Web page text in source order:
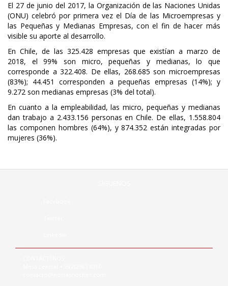
El 27 de junio del 2017, la Organización de las Naciones Unidas
(ONU) celebró por primera vez el Día de las Microempresas y
las Pequeñas y Medianas Empresas, con el fin de hacer más
visible su aporte al desarrollo.
En Chile, de las 325.428 empresas que existían a marzo de
2018, el 99% son micro, pequeñas y medianas, lo que
corresponde a 322.408. De ellas, 268.685 son microempresas
(83%); 44.451 corresponden a pequeñas empresas (14%); y
9.272 son medianas empresas (3% del total).
En cuanto a la empleabilidad, las micro, pequeñas y medianas
dan trabajo a 2.433.156 personas en Chile. De ellas, 1.558.804
las componen hombres (64%), y 874.352 están integradas por
mujeres (36%).